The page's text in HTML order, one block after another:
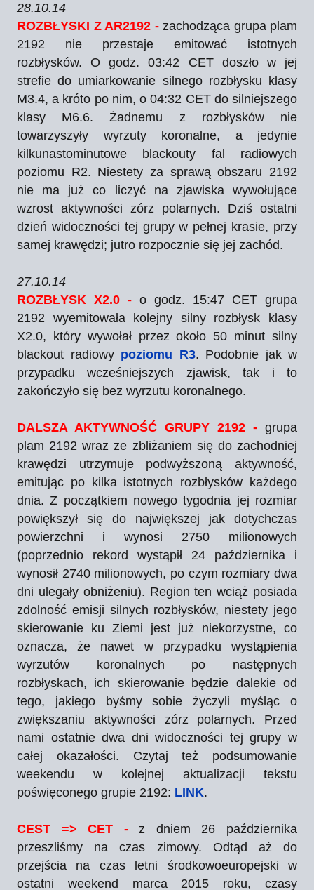
28.10.14
ROZBŁYSKI Z AR2192 -zachodząca grupa plam
2192 nie przestaje emitować istotnych
rozbłysków. O godz. 03:42 CET doszło w jej
strefie do umiarkowanie silnego rozbłysku klasy
M3.4, a króto po nim, o 04:32 CET do silniejszego
klasy M6.6. Żadnemu z rozbłysków nie
towarzyszyły wyrzuty koronalne, a jedynie
kilkunastominutowe blackouty fal radiowych
poziomu R2. Niestety za sprawą obszaru 2192
nie ma już co liczyć na zjawiska wywołujące
wzrost aktywności zórz polarnych. Dziś ostatni
dzień widoczności tej grupy w pełnej krasie, przy
samej krawędzi; jutro rozpocznie się jej zachód.
27.10.14
ROZBŁYSK X2.0 - o godz. 15:47 CET grupa
2192 wyemitowała kolejny silny rozbłysk klasy
X2.0, który wywołał przez około 50 minut silny
blackout radiowy poziomu R3. Podobnie jak w
przypadku wcześniejszych zjawisk, tak i to
zakończyło się bez wyrzutu koronalnego.
DALSZA AKTYWNOŚĆ GRUPY 2192 - grupa
plam 2192 wraz ze zbliżaniem się do zachodniej
krawędzi utrzymuje podwyższoną aktywność,
emitując po kilka istotnych rozbłysków każdego
dnia. Z początkiem nowego tygodnia jej rozmiar
powiększył się do największej jak dotychczas
powierzchni i wynosi 2750 milionowych
(poprzednio rekord wystąpił 24 października i
wynosił 2740 milionowych, po czym rozmiary dwa
dni ulegały obniżeniu). Region ten wciąż posiada
zdolność emisji silnych rozbłysków, niestety jego
skierowanie ku Ziemi jest już niekorzystne, co
oznacza, że nawet w przypadku wystąpienia
wyrzutów koronalnych po następnych
rozbłyskach, ich skierowanie będzie dalekie od
tego, jakiego byśmy sobie życzyli myśląc o
zwiększaniu aktywności zórz polarnych. Przed
nami ostatnie dwa dni widoczności tej grupy w
całej okazałości. Czytaj też podsumowanie
weekendu w kolejnej aktualizacji tekstu
poświęconego grupie 2192: LINK.
CEST => CET -z dniem 26 października
przeszliśmy na czas zimowy. Odtąd aż do
przejścia na czas letni środkowoeuropejski w
ostatni weekend marca 2015 roku, czasy